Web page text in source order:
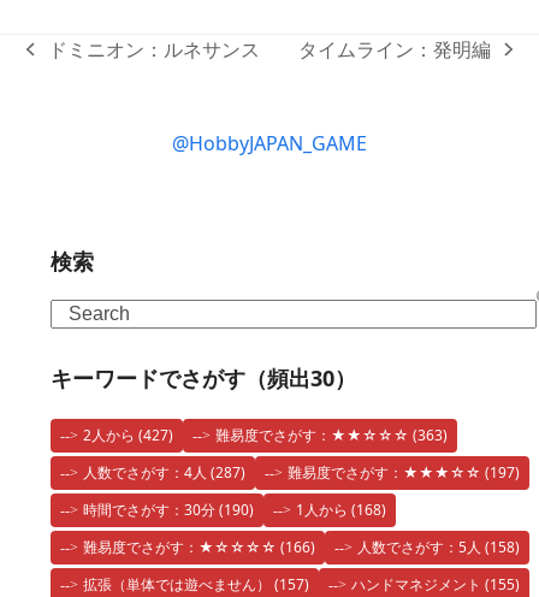
previous
ドミニオン：ルネサンス
next
タイムライン：発明編
@HobbyJAPAN_GAME
検索
Search
キーワードでさがす（頻出30）
2人から (427) 難易度でさがす：★★☆☆☆ (363)
人数でさがす：4人 (287) 難易度でさがす：★★★☆☆ (197)
時間でさがす：30分(190) 1人から (168)
難易度でさがす：★☆☆☆☆ (166) 人数でさがす：5人 (158)
拡張（単体では遊べません） (157) ハンドマネジメント (155)